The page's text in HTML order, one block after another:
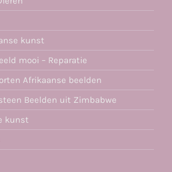
kunst
mooi – Reparatie
Afrikaanse beelden
Beelden uit Zimbabwe
kunst